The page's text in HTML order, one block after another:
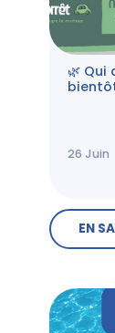
🌿
26 Juin
EN